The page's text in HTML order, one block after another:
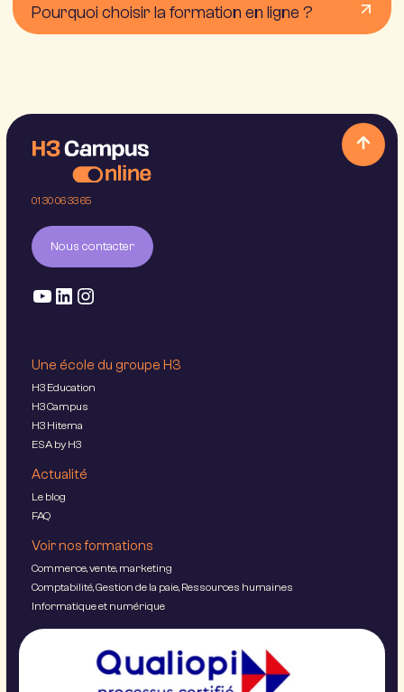
Pourquoi choisir la formation en ligne ?
01 30 06 33 65
Nous contacter
Une école du groupe H3
H3 Education
H3 Campus
H3 Hitema
ESA by H3
Actualité
Le blog
FAQ
Voir nos formations
Commerce, vente, marketing
Comptabilité, Gestion de la paie, Ressources humaines
Informatique et numérique